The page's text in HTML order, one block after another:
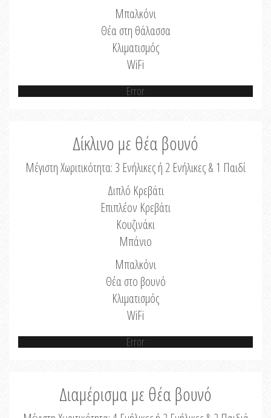
Μπαλκόνι
Θέα στη θάλασσα
Κλιματισμός
WiFi
Error
Δίκλινο με θέα βουνό
Μέγιστη Χωριτικότητα: 3 Ενήλικες ή 2 Ενήλικες & 1 Παιδί
Διπλό Κρεβάτι
Επιπλέον Κρεβάτι
Κουζινάκι
Μπάνιο
Μπαλκόνι
Θέα στο βουνό
Κλιματισμός
WiFi
Error
Διαμέρισμα με θέα βουνό